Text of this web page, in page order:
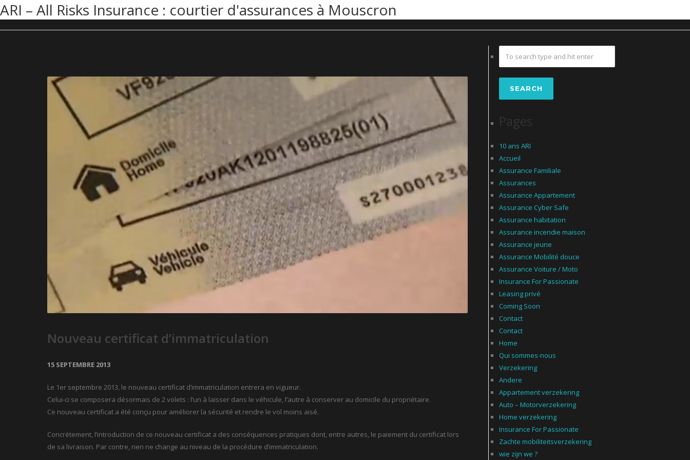
ARI – All Risks Insurance : courtier d'assurances à Mouscron
Nouveau certificat d’immatriculation
15 SEPTEMBRE 2013
Le 1er septembre 2013, le nouveau certificat d’immatriculation entrera en vigueur.
Celui-ci se composera désormais de 2 volets : l’un à laisser dans le véhicule, l’autre à conserver au domicile du propriétaire.
Ce nouveau certificat a été conçu pour améliorer la sécurité et rendre le vol moins aisé.
Concrètement, l’introduction de ce nouveau certificat a des conséquences pratiques dont, entre autres, le paiement du certificat lors
de sa livraison. Par contre, rien ne change au niveau de la procédure d’immatriculation.
Pages
10 ans ARI
Accueil
Assurance Familiale
Assurances
Assurance Appartement
Assurance Cyber Safe
Assurance habitation
Assurance incendie maison
Assurance jeune
Assurance Mobilité douce
Assurance Voiture / Moto
Insurance For Passionate
Leasing privé
Coming Soon
Contact
Contact
Home
Qui sommes-nous
Verzekering
Andere
Appartement verzekering
Auto – Motorverzekering
Home verzekering
Insurance For Passionate
Zachte mobiliteitsverzekering
wie zijn we ?